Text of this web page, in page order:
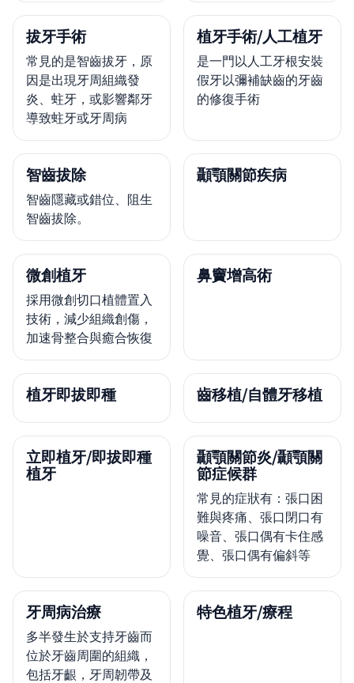
拔牙手術
常見的是智齒拔牙，原
因是出現牙周組織發
炎、蛀牙，或影響鄰牙
導致蛀牙或牙周病
植牙手術/人工植牙
是一門以人工牙根安裝
假牙以彌補缺齒的牙齒
的修復手術
智齒拔除
智齒隱藏或錯位、阻生
智齒拔除。
顳顎關節疾病
微創植牙
採用微創切口植體置入
技術，減少組織創傷，
加速骨整合與癒合恢復
鼻竇增高術
植牙即拔即種 齒移植/自體牙移植
立即植牙/即拔即種
植牙
顳顎關節炎/顳顎關
節症候群
常見的症狀有：張口困
難與疼痛、張口閉口有
噪音、張口偶有卡住感
覺、張口偶有偏斜等
牙周病治療
多半發生於支持牙齒而
位於牙齒周圍的組織，
包括牙齦，牙周韌帶及
特色植牙/療程